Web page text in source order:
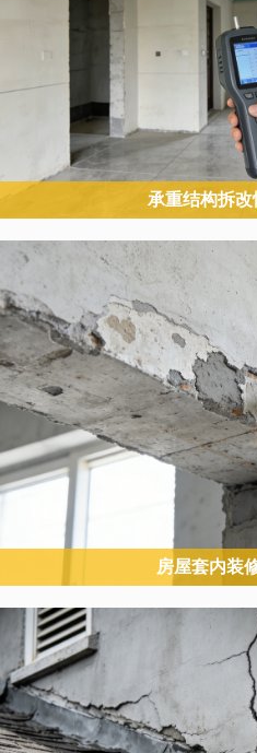
承重结构拆改
检测，确保整改效
房屋套内装
装修后验收”，聚焦非承重改造对
响。